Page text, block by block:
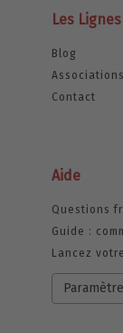
Les
Blog
Contact
Aide
Questions
Guide :
Lancez